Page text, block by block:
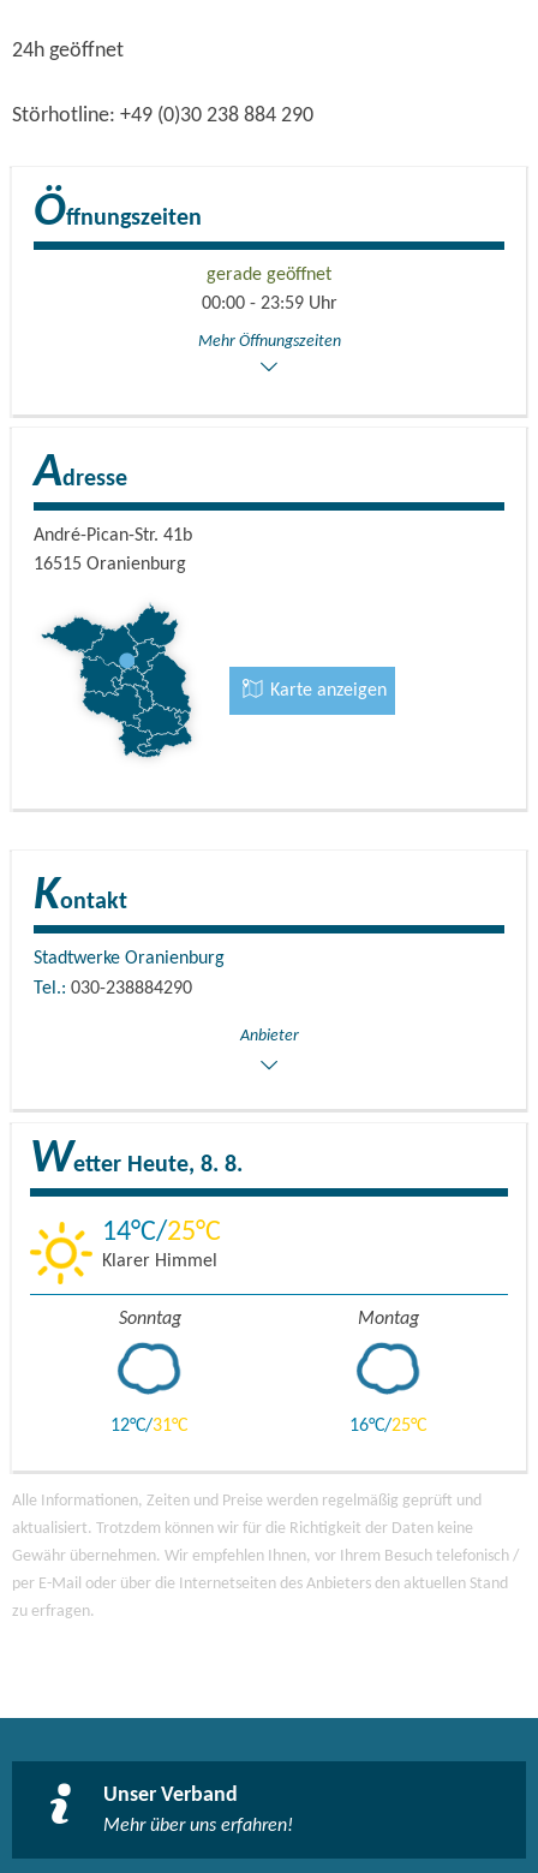
24h geöffnet
Störhotline: +49 (0)30 238 884 290
Öffnungszeiten
gerade geöffnet
00:00 - 23:59 Uhr
Mehr Öffnungszeiten
Adresse
André-Pican-Str. 41b
16515 Oranienburg
Karte anzeigen
Kontakt
Stadtwerke Oranienburg
Tel.: 030-238884290
Anbieter
Wetter Heute, 8. 8.
14 25
Klarer Himmel
Sonntag
12 31
Montag
16 25
Alle Informationen, Zeiten und Preise werden regelmäßig geprüft und
aktualisiert. Trotzdem können wir für die Richtigkeit der Daten keine
Gewähr übernehmen. Wir empfehlen Ihnen, vor Ihrem Besuch telefonisch /
per E-Mail oder über die Internetseiten des Anbieters den aktuellen Stand
zu erfragen.
Unser Verband
Mehr über uns erfahren!